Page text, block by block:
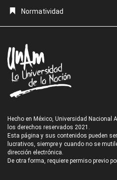
Normatividad
Hecho en México, Universidad Nacional
los derechos reservados 2021.
Esta página y sus contenidos pueden
lucrativos, siempre y cuando no se
dirección electrónica.
De otra forma, requiere permiso previo